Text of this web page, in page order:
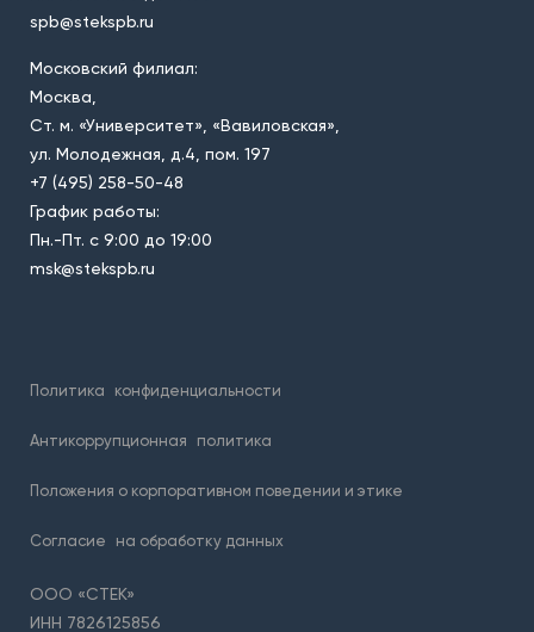
spb@stekspb.ru
Московский филиал:
Москва,
Ст. м. «Университет», «Вавиловская»,
ул. Молодежная, д.4, пом. 197
+7 (495) 258-50-48
График работы:
Пн.-Пт. с 9:00 до 19:00
msk@stekspb.ru
Политика конфиденциальности
Антикоррупционная политика
Положения о корпоративном поведении и этике
Согласие на обработку данных
ООО «СТЕК»
ИНН 7826125856